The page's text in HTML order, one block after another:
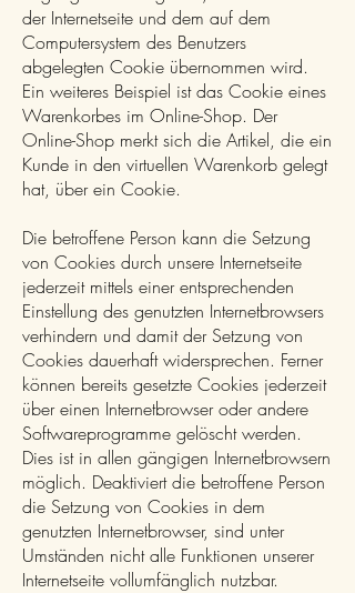
der Internetseite und dem auf dem
Computersystem des Benutzers
abgelegten Cookie übernommen wird.
Ein weiteres Beispiel ist das Cookie eines
Warenkorbes im Online-Shop. Der
Online-Shop merkt sich die Artikel, die ein
Kunde in den virtuellen Warenkorb gelegt
hat, über ein Cookie.
Die betroffene Person kann die Setzung
von Cookies durch unsere Internetseite
jederzeit mittels einer entsprechenden
Einstellung des genutzten Internetbrowsers
verhindern und damit der Setzung von
Cookies dauerhaft widersprechen. Ferner
können bereits gesetzte Cookies jederzeit
über einen Internetbrowser oder andere
Softwareprogramme gelöscht werden.
Dies ist in allen gängigen Internetbrowsern
möglich. Deaktiviert die betroffene Person
die Setzung von Cookies in dem
genutzten Internetbrowser, sind unter
Umständen nicht alle Funktionen unserer
Internetseite vollumfänglich nutzbar.